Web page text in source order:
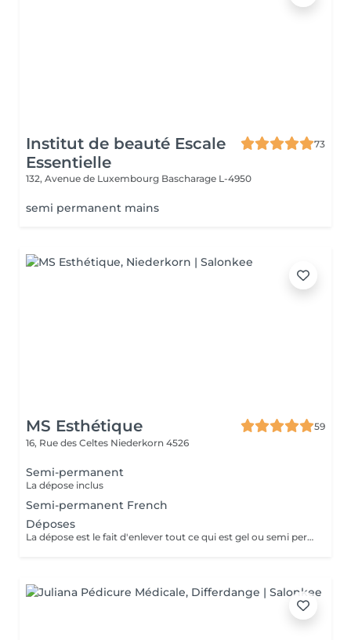
Institut de beauté Escale
Essentielle
73
132, Avenue de Luxembourg Bascharage L-4950
semi permanent mains
MS Esthétique
59
16, Rue des Celtes Niederkorn 4526
Semi-permanent
La dépose inclus
Semi-permanent French
Déposes
La dépose est le fait d'enlever tout ce qui est gel ou semi permanent de la plaque unguéal et ainsi laisser l'ongle a son etat naturel.